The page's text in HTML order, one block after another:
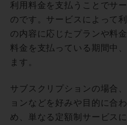
利用料金を支払うことでサ
のです。サービスによって
の内容に応じたプランや料
料金を支払っている期間中
ます。
サブスクリプションの場合
ョンなどを好みや目的に合
め、単なる定額制サービス